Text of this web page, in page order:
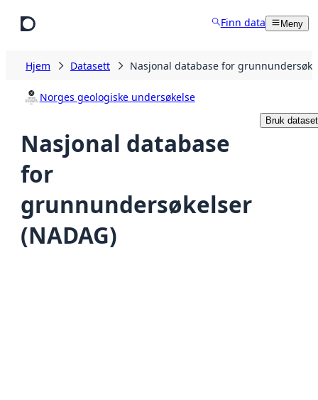
Finn data Meny
Hjem Datasett Nasjonal database for
Norges geologiske undersøkelse
Nasjonal database
for
grunnundersøkelser
(NADAG)
Bruk